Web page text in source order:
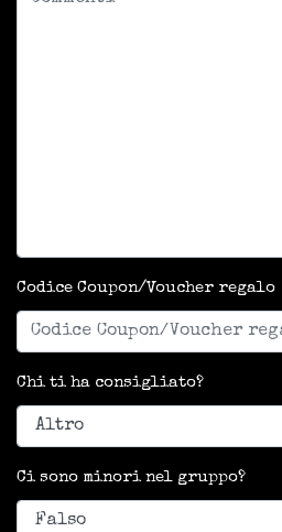
Codice Coupon/Voucher regalo
Chi ti ha consigliato?
Ci sono minori nel gruppo?